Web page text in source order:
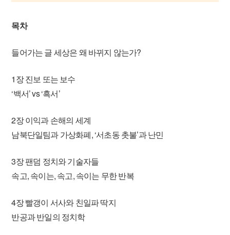
목차
들어가는 글 세상은 왜 바뀌지 않는가?
1장 진보 또는 보수
‘백서’ vs ‘흑서’
2장 이익과 손해의 세계
남북단일팀과 가상화폐, ‘서초동 촛불’과 난민
3장 팬덤 정치와 기술자들
속고, 속이는, 속고, 속이는 무한 반복
4장 빨갱이 서사와 친일파 딱지
반공과 반일의 정치학